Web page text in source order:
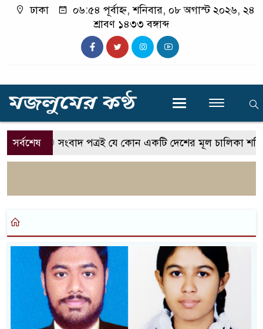
ঢাকা
০৬:৫৪ পূর্বাহ্ন, শনিবার, ০৮ অগাস্ট ২০২৬, ২৪
শ্রাবণ ১৪৩৩ বঙ্গাব্দ
সর্বশেষ সংবাদ পত্রই যে কোন একটি দেশের মূল চালিকা শক্তি-